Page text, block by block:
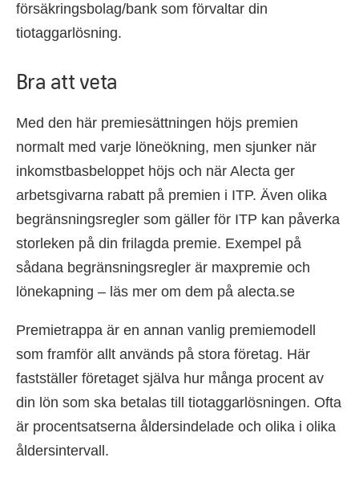
försäkringsbolag/bank som förvaltar din
tiotaggarlösning.
Bra att veta
Med den här premiesättningen höjs premien
normalt med varje löneökning, men sjunker när
inkomstbasbeloppet höjs och när Alecta ger
arbetsgivarna rabatt på premien i ITP. Även olika
begränsningsregler som gäller för ITP kan påverka
storleken på din frilagda premie. Exempel på
sådana begränsningsregler är maxpremie och
lönekapning – läs mer om dem på alecta.se
Premietrappa är en annan vanlig premiemodell
som framför allt används på stora företag. Här
fastställer företaget själva hur många procent av
din lön som ska betalas till tiotaggarlösningen. Ofta
är procentsatserna åldersindelade och olika i olika
åldersintervall.